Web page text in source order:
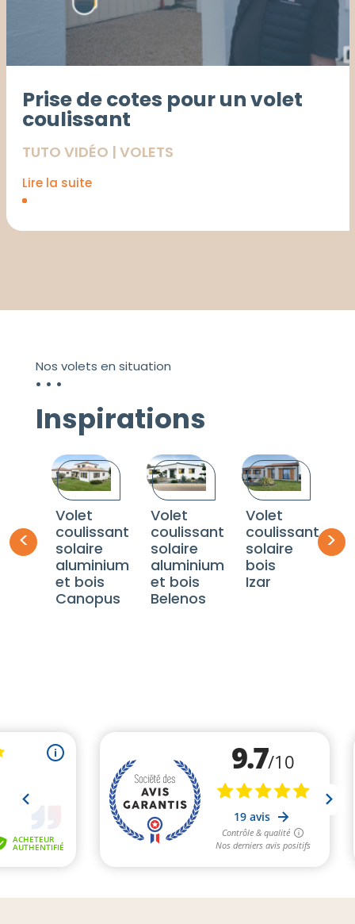
Prise de cotes pour un volet
coulissant
TUTO VIDÉO | VOLETS
Lire la suite
Nos volets en situation
Inspirations
Volet
coulissant
solaire
aluminium
et bois
Canopus
Volet
coulissant
solaire
aluminium
et bois
Belenos
Volet
coulissant
solaire
bois
Izar